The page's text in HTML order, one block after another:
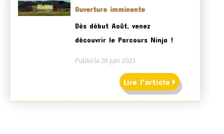
Ouverture imminente
Dès début Août, venez
découvrir le Parcours Ninja !
Publié le 28 juin 2023
Lire l'article